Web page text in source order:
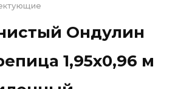
компании
Ондулин
1,95х0,96 м